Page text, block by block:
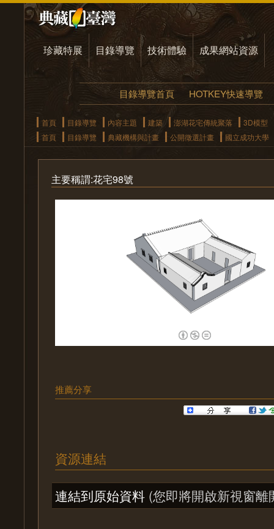
珍藏特展 目錄導覽 技術體驗 成果網站資源
目錄導覽首頁 HOTKEY快速導覽
首頁 目錄導覽 內容主題 建築 澎湖花宅傳統聚落
3D模型
首頁
目錄導覽 典藏機構與計畫 公開徵選計畫 國立成功大學
主要稱謂:花宅98號
推薦分享
資源連結
連結到原始資料 (您即將開啟新視窗離